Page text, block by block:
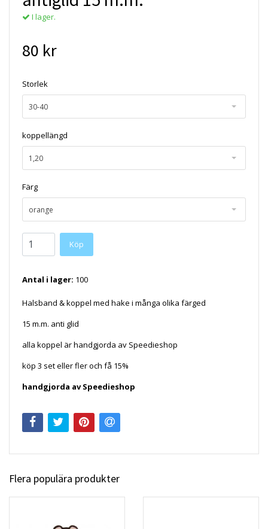
I lager.
80 kr
Storlek
30-40
koppellängd
1,20
Färg
orange
Köp
Antal i lager: 100
Halsband & koppel med hake i många olika färged
15 m.m. anti glid
alla koppel är handgjorda av Speedieshop
köp 3 set eller fler och få 15%
handgjorda av Speedieshop
Flera populära produkter